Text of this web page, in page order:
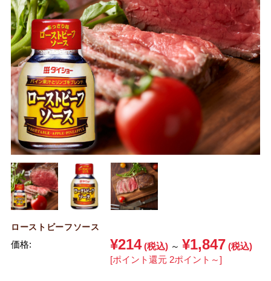
ローストビーフソース
価格: ¥214 (税込) ～ ¥1,847 (税込)
[ポイント還元 2ポイント～]